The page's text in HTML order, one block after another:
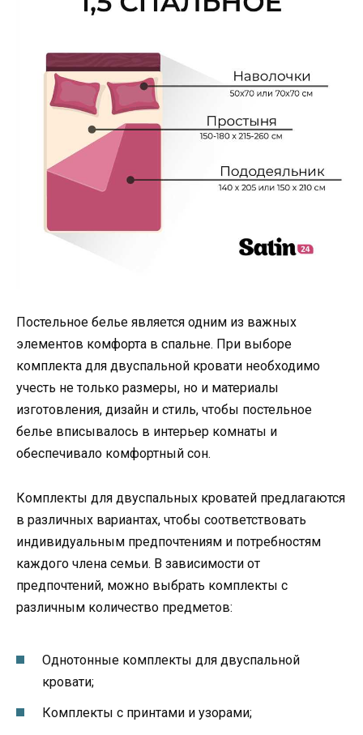
Постельное белье является одним из важных
элементов комфорта в спальне. При выборе
комплекта для двуспальной кровати необходимо
учесть не только размеры, но и материалы
изготовления, дизайн и стиль, чтобы постельное
белье вписывалось в интерьер комнаты и
обеспечивало комфортный сон.
Комплекты для двуспальных кроватей предлагаются
в различных вариантах, чтобы соответствовать
индивидуальным предпочтениям и потребностям
каждого члена семьи. В зависимости от
предпочтений, можно выбрать комплекты с
различным количество предметов:
Однотонные комплекты для двуспальной
кровати;
Комплекты с принтами и узорами;